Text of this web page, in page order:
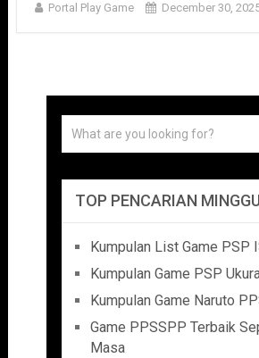
Portal Play Game December 30,
TOP PENCARIAN
Kumpulan List Game PSP
Kumpulan Game PSP
Kumpulan Game Naruto
Game PPSSPP Terbaik
Masa